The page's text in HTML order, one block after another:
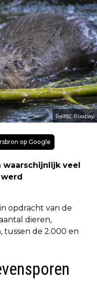
Ralf82, Pixabay
op Google
waarschijnlijk veel
opdracht van de
dieren,
tussen de 2.000 en